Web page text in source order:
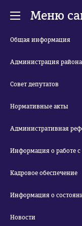
Меню
Общая информация
Администрация района
Совет депутатов
Нормативные акты
Административная
Информация о работе
Кадровое обеспечение
Информация о
Новости